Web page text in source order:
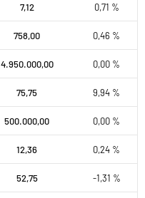
7,12 0,71 %
758,00 0,46 %
4.950.000,00 0,00 %
75,75 9,94 %
500.000,00 0,00 %
12,36 0,24 %
52,75 -1,31 %